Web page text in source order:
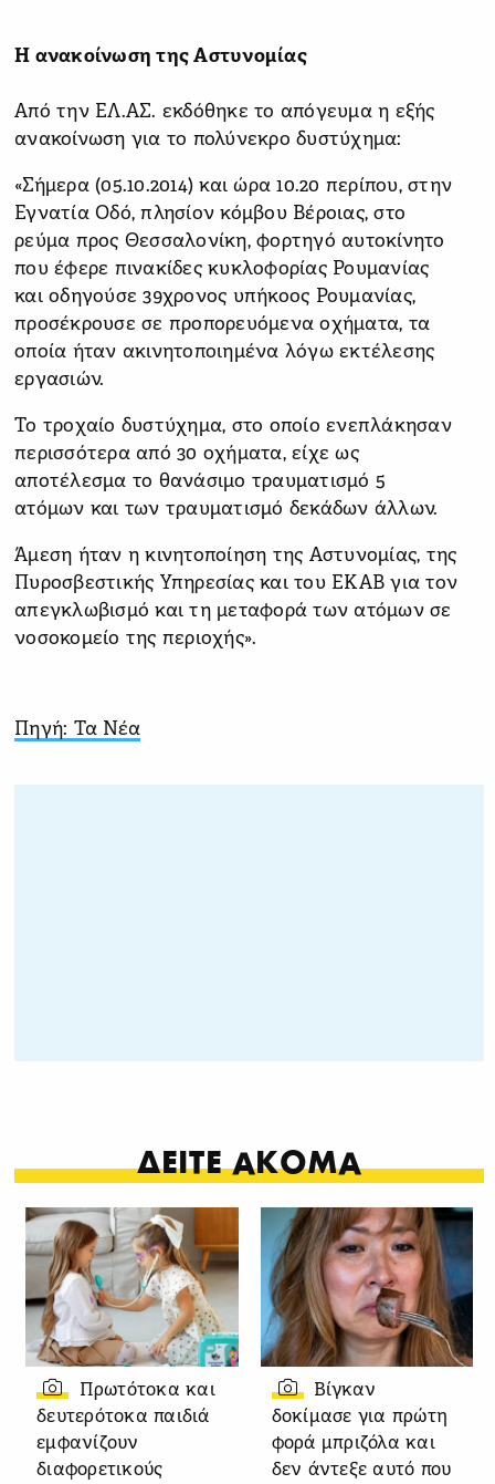
Η ανακοίνωση της Αστυνομίας
Από την ΕΛ.ΑΣ. εκδόθηκε το απόγευμα η εξής
ανακοίνωση για το πολύνεκρο δυστύχημα:
«Σήμερα (05.10.2014) και ώρα 10.20 περίπου, στην
Εγνατία Οδό, πλησίον κόμβου Βέροιας, στο
ρεύμα προς Θεσσαλονίκη, φορτηγό αυτοκίνητο
που έφερε πινακίδες κυκλοφορίας Ρουμανίας
και οδηγούσε 39χρονος υπήκοος Ρουμανίας,
προσέκρουσε σε προπορευόμενα οχήματα, τα
οποία ήταν ακινητοποιημένα λόγω εκτέλεσης
εργασιών.
Το τροχαίο δυστύχημα, στο οποίο ενεπλάκησαν
περισσότερα από 30 οχήματα, είχε ως
αποτέλεσμα το θανάσιμο τραυματισμό 5
ατόμων και των τραυματισμό δεκάδων άλλων.
Άμεση ήταν η κινητοποίηση της Αστυνομίας, της
Πυροσβεστικής Υπηρεσίας και του ΕΚΑΒ για τον
απεγκλωβισμό και τη μεταφορά των ατόμων σε
νοσοκομείο της περιοχής».
Πηγή: Τα Νέα
ΔΕΙΤΕ ΑΚΟΜΑ
Πρωτότοκα και
δευτερότοκα παιδιά
εμφανίζουν
διαφορετικούς
Βίγκαν
δοκίμασε για πρώτη
φορά μπριζόλα και
δεν άντεξε αυτό που